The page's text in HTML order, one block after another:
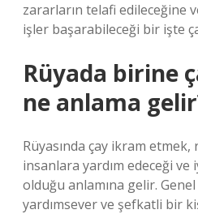
zararların telafi edileceğine
işler başarabileceği bir işte
Rüyada birine
ne anlama
Rüyasında çay ikram
insanlara yardım edeceği
olduğu anlamına gelir.
yardımsever ve şefkatli bir